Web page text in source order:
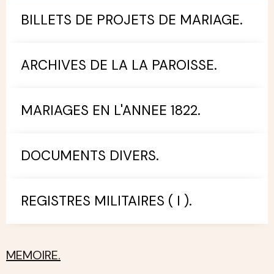
BILLETS DE PROJETS DE MARIAGE.
ARCHIVES DE LA LA PAROISSE.
MARIAGES EN L'ANNEE 1822.
DOCUMENTS DIVERS.
REGISTRES MILITAIRES ( I ).
MEMOIRE.